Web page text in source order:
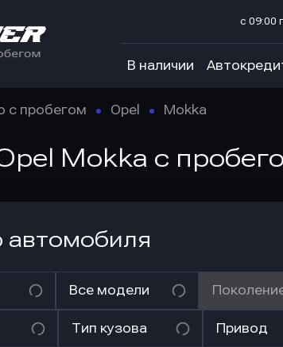
с 09:00
В наличии
с пробегом Opel Mokka
Mokka с
автомобиля
Все модели
Тип кузова Привод